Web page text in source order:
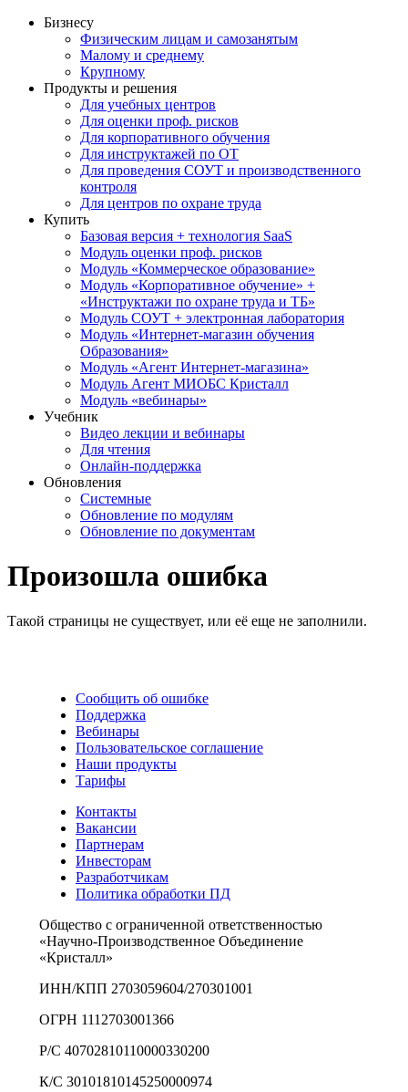
Бизнесу
Физическим лицам и самозанятым
Малому и среднему
Крупному
Продукты и решения
Для учебных центров
Для оценки проф. рисков
Для корпоративного обучения
Для инструктажей по ОТ
Для проведения СОУТ и производственного
контроля
Для центров по охране труда
Купить
Базовая версия + технология SaaS
Модуль оценки проф. рисков
Модуль «Коммерческое образование»
Модуль «Корпоративное обучение» +
«Инструктажи по охране труда и ТБ»
Модуль СОУТ + электронная лаборатория
Модуль «Интернет-магазин обучения
Образования»
Модуль «Агент Интернет-магазина»
Модуль Агент МИОБС Кристалл
Модуль «вебинары»
Учебник
Видео лекции и вебинары
Для чтения
Онлайн-поддержка
Обновления
Системные
Обновление по модулям
Обновление по документам
Произошла ошибка
Такой страницы не существует, или её еще не заполнили.
Сообщить об ошибке
Поддержка
Вебинары
Пользовательское соглашение
Наши продукты
Тарифы
Контакты
Вакансии
Партнерам
Инвесторам
Разработчикам
Политика обработки ПД
Общество с ограниченной ответственностью
«Научно-Производственное Объединение
«Кристалл»
ИНН/КПП 2703059604/270301001
ОГРН 1112703001366
Р/С 40702810110000330200
К/С 30101810145250000974